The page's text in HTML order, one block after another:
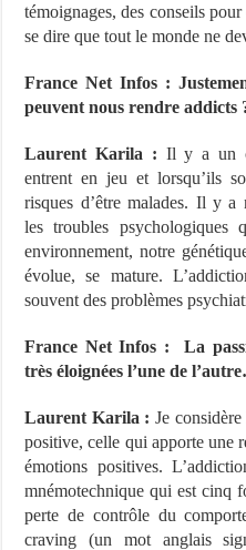
témoignages, des conseils
se dire que tout le monde ne
France Net Infos :
peuvent nous rendre addicts
Laurent Karila : Il y a un
entrent en jeu et lorsqu’ils
risques d’être malades. Il y a
les troubles psychologiques
environnement, notre
évolue, se mature.
souvent des problèmes
France Net Infos : La
très éloignées l’une de
Laurent Karila : Je
positive, celle qui apporte une
émotions positives.
mnémotechnique qui est cinq
perte de contrôle du
craving (un mot anglais